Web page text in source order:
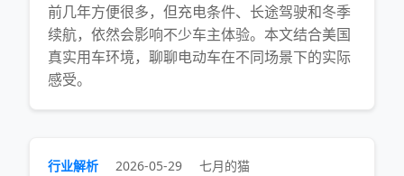
前几年方便很多，但充电条件、长途驾驶和冬季
续航，依然会影响不少车主体验。本文结合美国
真实用车环境，聊聊电动车在不同场景下的实际
感受。
行业解析 2026-05-29 七月的猫